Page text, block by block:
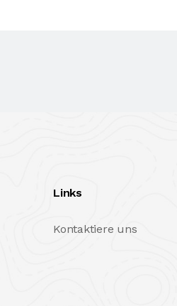
Links
Kontaktiere uns